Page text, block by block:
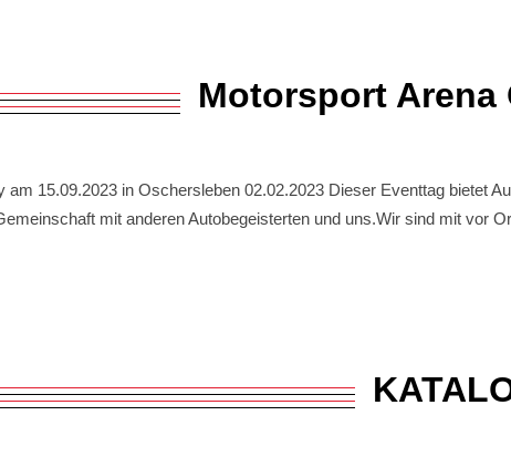
Motorsport Arena
15.09.2023 in Oschersleben 02.02.2023 Dieser Eventtag bietet
mit anderen Autobegeisterten und uns.Wir sind mit vor